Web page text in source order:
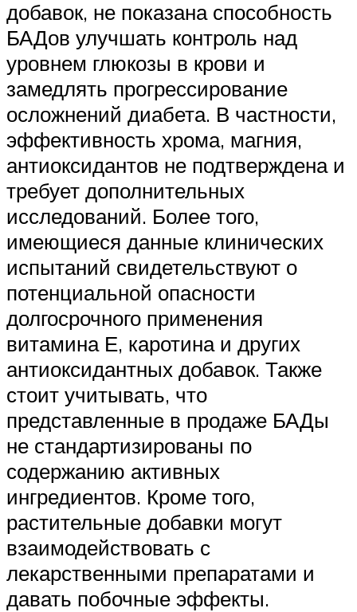
добавок, не показана способность
БАДов улучшать контроль над
уровнем глюкозы в крови и
замедлять прогрессирование
осложнений диабета. В частности,
эффективность хрома, магния,
антиоксидантов не подтверждена и
требует дополнительных
исследований. Более того,
имеющиеся данные клинических
испытаний свидетельствуют о
потенциальной опасности
долгосрочного применения
витамина Е, каротина и других
антиоксидантных добавок. Также
стоит учитывать, что
представленные в продаже БАДы
не стандартизированы по
содержанию активных
ингредиентов. Кроме того,
растительные добавки могут
взаимодействовать с
лекарственными препаратами и
давать побочные эффекты.